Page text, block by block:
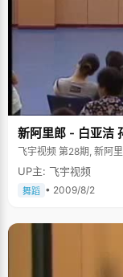
新阿里郎 - 白亚洁
飞宇视频 第28期, 新阿
UP主: 飞宇视频
舞蹈 • 2009/8/2